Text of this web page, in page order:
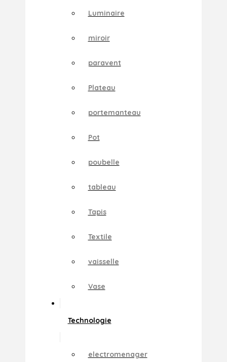
Luminaire
miroir
paravent
Plateau
portemanteau
Pot
poubelle
tableau
Tapis
Textile
vaisselle
Vase
Technologie
electromenager